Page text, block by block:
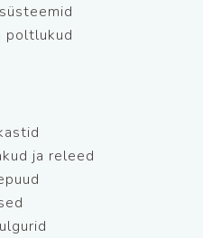
poltlukud
ja releed